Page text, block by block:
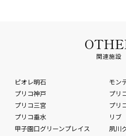
関連施設
ピオレ明石
モン
プリコ神戸
プリ
プリコ三宮
プリ
プリコ垂水
リブ
甲子園口グリーンプレイス
夙川